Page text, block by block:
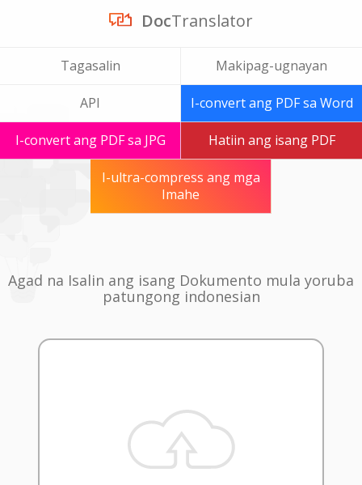
DocTranslator
Tagasalin Makipag-ugnayan
API I-convert ang PDF sa Word
I-convert ang PDF sa JPG Hatiin ang isang PDF
I-ultra-compress ang mga
Imahe
Agad na Isalin ang isang Dokumento mula yoruba
patungong indonesian